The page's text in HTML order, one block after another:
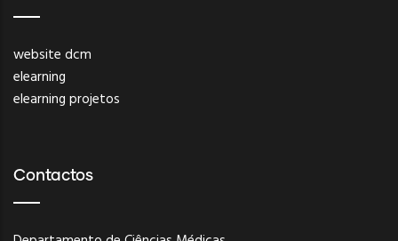
website dcm
elearning
elearning projetos
Contactos